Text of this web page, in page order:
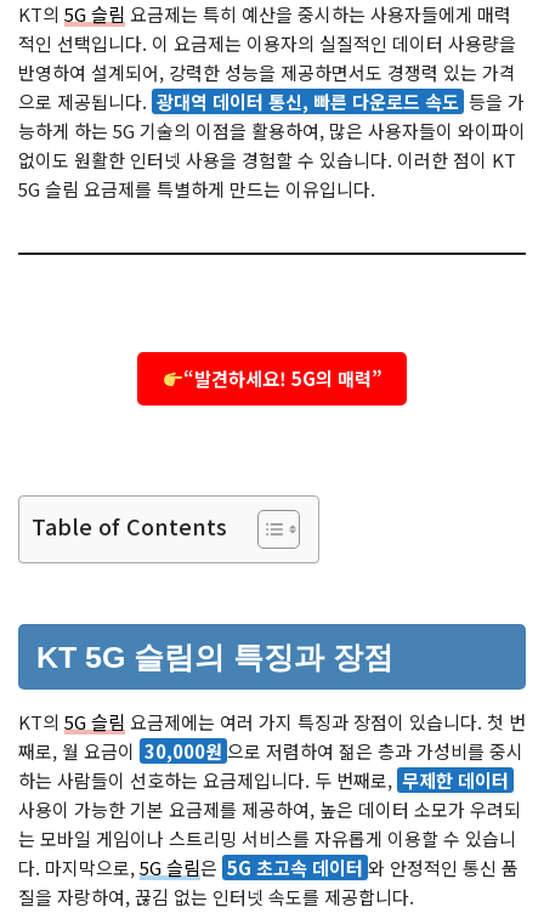
KT의 5G 슬림 요금제는 특히 예산을 중시하는 사용자들에게 매력
적인 선택입니다. 이 요금제는 이용자의 실질적인 데이터 사용량을
반영하여 설계되어, 강력한 성능을 제공하면서도 경쟁력 있는 가격
으로 제공됩니다. 광대역 데이터 통신, 빠른 다운로드 속도 등을 가
능하게 하는 5G 기술의 이점을 활용하여, 많은 사용자들이 와이파이
없이도 원활한 인터넷 사용을 경험할 수 있습니다. 이러한 점이 KT
5G 슬림 요금제를 특별하게 만드는 이유입니다.
“발견하세요! 5G의 매력”
Table of Contents
KT 5G 슬림의 특징과 장점
KT의 5G 슬림 요금제에는 여러 가지 특징과 장점이 있습니다. 첫 번
째로, 월 요금이 30,000원 으로 저렴하여 젊은 층과 가성비를 중시
하는 사람들이 선호하는 요금제입니다. 두 번째로, 무제한 데이터
사용이 가능한 기본 요금제를 제공하여, 높은 데이터 소모가 우려되
는 모바일 게임이나 스트리밍 서비스를 자유롭게 이용할 수 있습니
다. 마지막으로,5G 슬림은 5G 초고속 데이터 와 안정적인 통신 품
질을 자랑하여, 끊김 없는 인터넷 속도를 제공합니다.